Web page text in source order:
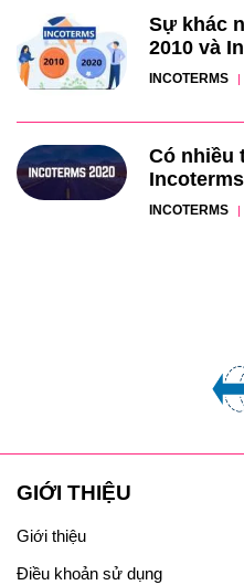
Sự khác
2010 và
INCOTERMS
Có nhiều
INCOTERMS
GIỚI THIỆU
Giới thiệu
Điều khoản sử dụng